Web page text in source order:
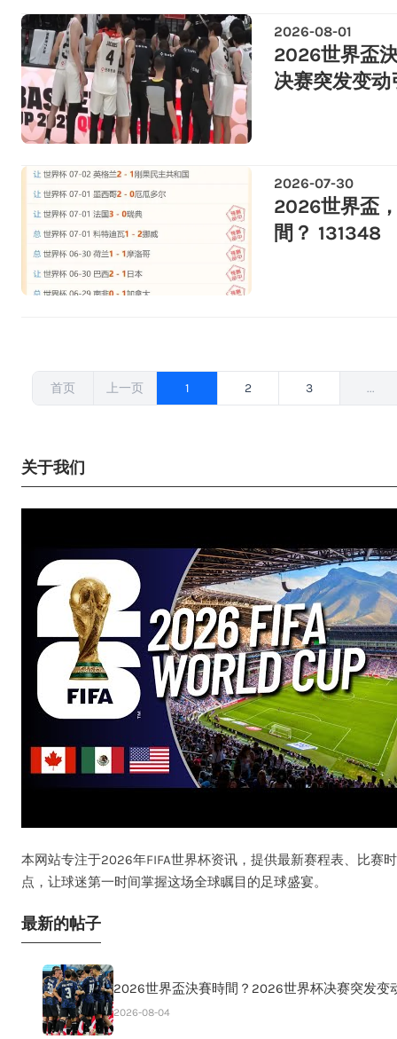
2026-08-01
2026世界盃
决赛突发变动
2026-07-30
2026世界盃
間？ 131348
文
章
页
首页 上一页 1 2 3 ...
关于我们
本网站专注于2026年FIFA世界杯资讯，提供最新赛程表、比赛
点，让球迷第一时间掌握这场全球瞩目的足球盛宴。
最新的帖子
2026世界盃決賽時間？2026世界杯决赛突发变
2026-08-04